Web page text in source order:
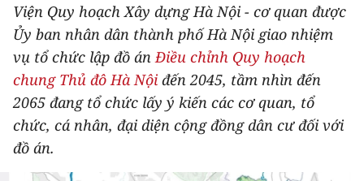
PHÁP LUẬT
DU LỊCH
THẾ GIỚI
THỂ THAO
Viện Quy hoạch Xây dựng Hà Nội - cơ quan được
Ủy ban nhân dân thành phố Hà Nội giao nhiệm
vụ tổ chức lập đồ ánĐiều chỉnh Quy hoạch
chung Thủ đô Hà Nội đến 2045, tầm nhìn đến
2065 đang tổ chức lấy ý kiến các cơ quan, tổ
chức, cá nhân, đại diện cộng đồng dân cư đối với
đồ án.